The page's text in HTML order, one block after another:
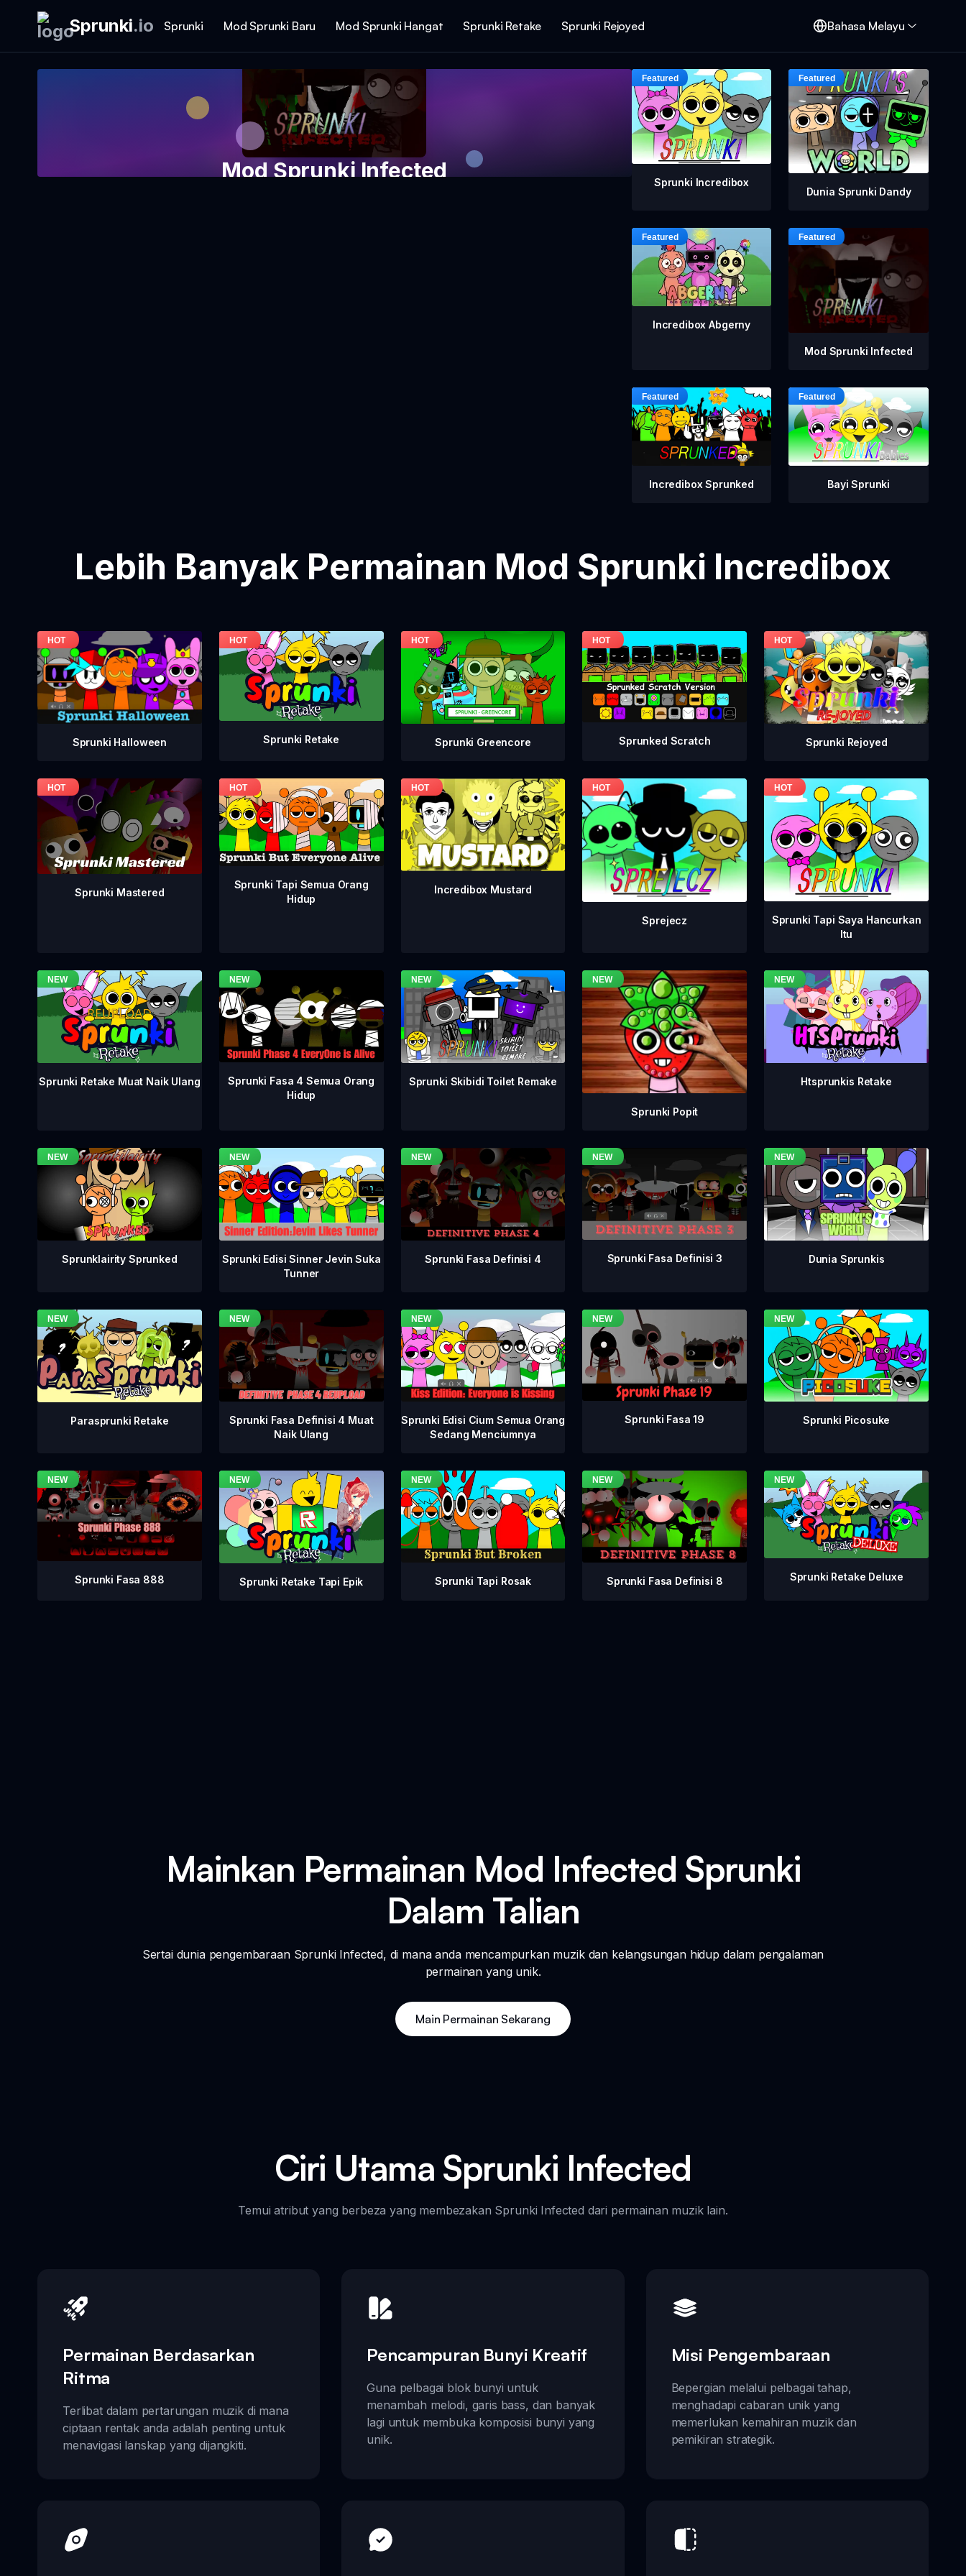
Sprunki.io Sprunki Mod Sprunki Baru Mod Sprunki Hangat Sprunki Retake Sprunki Rejoyed Bahasa Melayu
Mod Sprunki Infected Sprunki Incredibox
Dunia Sprunki Dandy
Incredibox Abgerny
Mod Sprunki Infected
Incredibox Sprunked Bayi Sprunki
Lebih Banyak Permainan Mod Sprunki Incredibox
Sprunki Halloween Sprunki Retake Sprunki Greencore Sprunked Scratch Sprunki Rejoyed
Sprunki Mastered
Sprunki Tapi Semua Orang
Hidup
Incredibox Mustard
Sprejecz
Sprunki Tapi Saya Hancurkan
Itu
Sprunki Retake Muat Naik Ulang
Sprunki Fasa 4 Semua Orang
Hidup
Sprunki Skibidi Toilet Remake
Sprunki Popit
Htsprunkis Retake
Sprunklairity Sprunked
Sprunki Edisi Sinner Jevin Suka
Tunner
Sprunki Fasa Definisi 4 Sprunki Fasa Definisi 3 Dunia Sprunkis
Parasprunki Retake
Sprunki Fasa Definisi 4 Muat
Naik Ulang
Sprunki Edisi Cium Semua Orang
Sedang Menciumnya
Sprunki Fasa 19 Sprunki Picosuke
Sprunki Fasa 888 Sprunki Retake Tapi Epik Sprunki Tapi Rosak Sprunki Fasa Definisi 8 Sprunki Retake Deluxe
Mainkan Permainan Mod Infected Sprunki
Dalam Talian
Sertai dunia pengembaraan Sprunki Infected, di mana anda mencampurkan muzik dan kelangsungan hidup dalam pengalaman
permainan yang unik.
Main Permainan Sekarang
Ciri Utama Sprunki Infected
Temui atribut yang berbeza yang membezakan Sprunki Infected dari permainan muzik lain.
Permainan Berdasarkan
Ritma
Terlibat dalam pertarungan muzik di mana
ciptaan rentak anda adalah penting untuk
menavigasi lanskap yang dijangkiti.
Pencampuran Bunyi Kreatif
Guna pelbagai blok bunyi untuk
menambah melodi, garis bass, dan banyak
lagi untuk membuka komposisi bunyi yang
unik.
Misi Pengembaraan
Bepergian melalui pelbagai tahap,
menghadapi cabaran unik yang
memerlukan kemahiran muzik dan
pemikiran strategik.